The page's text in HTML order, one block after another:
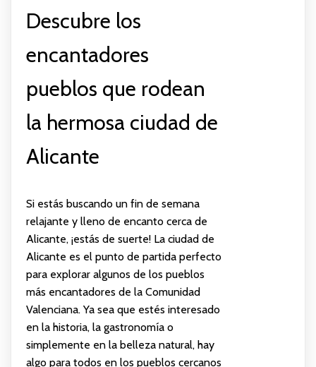
Descubre los
encantadores
pueblos que rodean
la hermosa ciudad de
Alicante
Si estás buscando un fin de semana
relajante y lleno de encanto cerca de
Alicante, ¡estás de suerte! La ciudad de
Alicante es el punto de partida perfecto
para explorar algunos de los pueblos
más encantadores de la Comunidad
Valenciana. Ya sea que estés interesado
en la historia, la gastronomía o
simplemente en la belleza natural, hay
algo para todos en los pueblos cercanos